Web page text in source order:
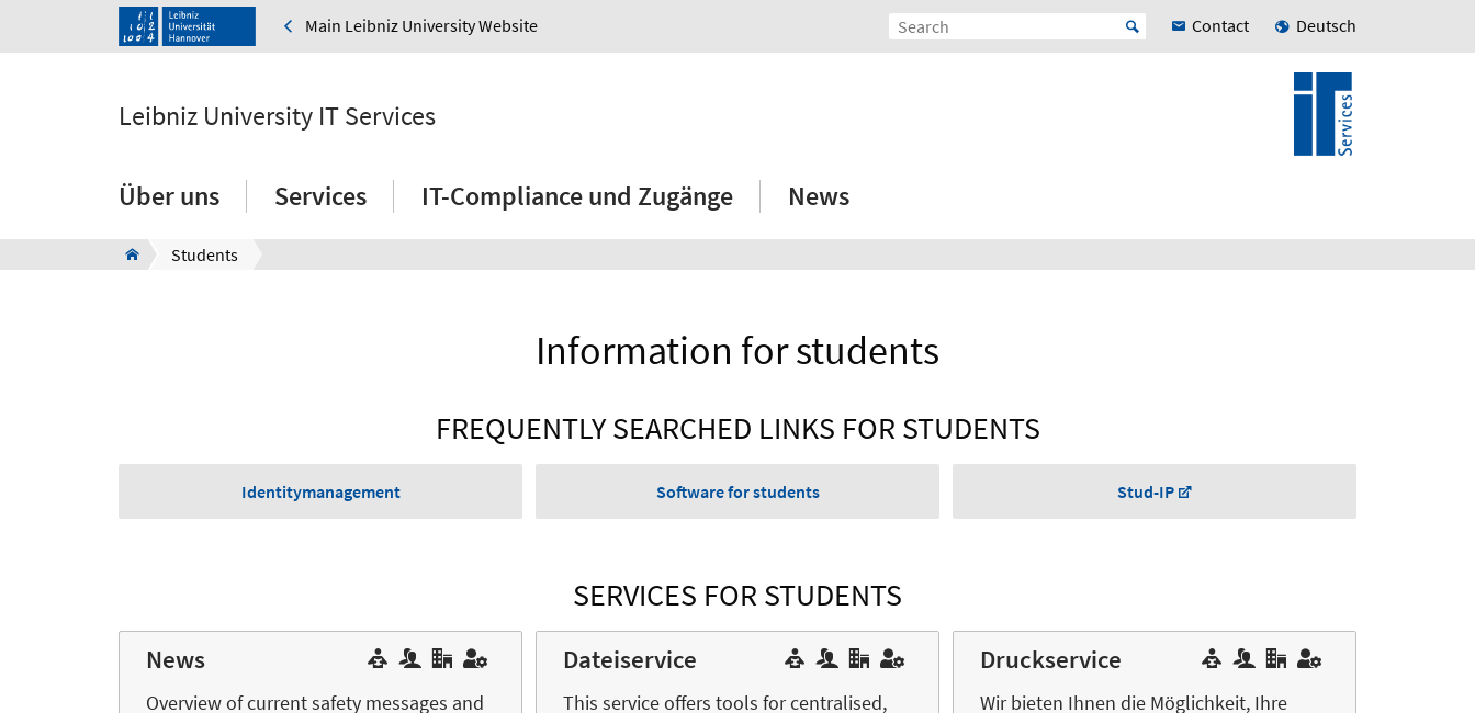
Main Leibniz University Website Contact Deutsch
Leibniz University IT Services
Über uns Services IT-Compliance und Zugänge News
Students
Information for students
FREQUENTLY SEARCHED LINKS FOR STUDENTS
Identitymanagement Software for students Stud-IP
SERVICES FOR STUDENTS
News
Overview of current safety messages and
Dateiservice
This service offers tools for centralised,
Druckservice
Wir bieten Ihnen die Möglichkeit, Ihre